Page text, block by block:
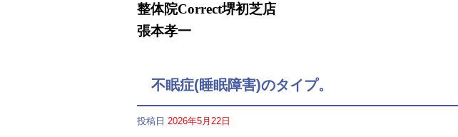
整体院Correct堺初芝店
張本孝一
不眠症(睡眠障害)のタイプ。
投稿日 2026年5月22日